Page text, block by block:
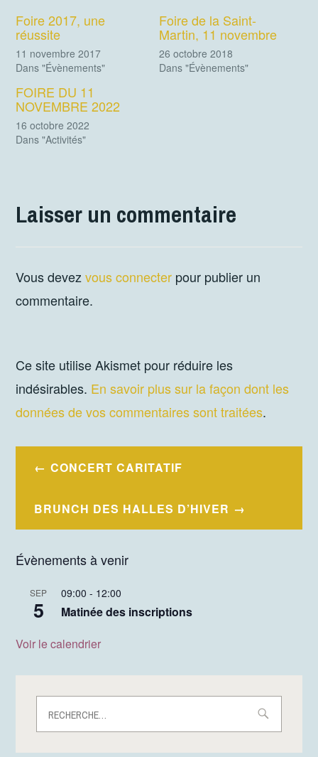
Foire 2017, une
réussite
11 novembre 2017
Dans "Évènements"
Foire de la Saint-
Martin, 11 novembre
26 octobre 2018
Dans "Évènements"
FOIRE DU 11
NOVEMBRE 2022
16 octobre 2022
Dans "Activités"
Laisser un commentaire
Vous devezvous connecter pour publier un
commentaire.
Ce site utilise Akismet pour réduire les
indésirables. En savoir plus sur la façon dont les
données de vos commentaires sont traitées.
Navigation
l’article
CONCERT CARITATIF
BRUNCH DES HALLES D’HIVER
Évènements à venir
SEP
5
09:00 - 12:00
Matinée des inscriptions
Voir le calendrier